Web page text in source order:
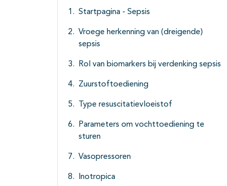
Startpagina - Sepsis
Vroege herkenning van (dreigende)
sepsis
Rol van biomarkers bij verdenking sepsis
Zuurstoftoediening
Type resuscitatievloeistof
Parameters om vochttoediening te
sturen
Vasopressoren
Inotropica